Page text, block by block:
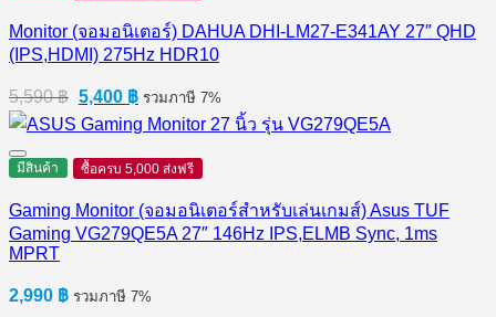
Monitor (จอมอนิเตอร์) DAHUA DHI-LM27-E341AY 27″ QHD
(IPS,HDMI) 275Hz HDR10
5,590฿ Original
price
was:
5,590 ฿.
5,400 ฿Current
price
is:
5,400 ฿.
รวมภาษี 7%
มีสินค้า ซื้อครบ 5,000 ส่งฟรี
Gaming Monitor (จอมอนิเตอร์สำหรับเล่นเกมส์) Asus TUF
Gaming VG279QE5A 27″ 146Hz IPS,ELMB Sync, 1ms
MPRT
2,990 ฿ รวมภาษี 7%